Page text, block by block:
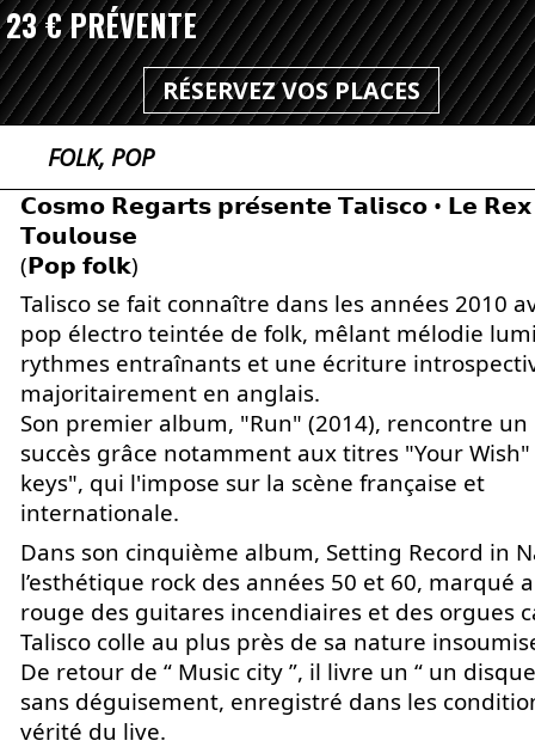
23 € PRÉVENTE
RÉSERVEZ VOS PLACES
FOLK, POP
𝗖𝗼𝘀𝗺𝗼 𝗥𝗲𝗴𝗮𝗿𝘁𝘀 𝗽𝗿𝗲́𝘀𝗲𝗻𝘁𝗲 𝗧𝗮𝗹𝗶𝘀𝗰𝗼 • 𝗟𝗲
𝗧𝗼𝘂𝗹𝗼𝘂𝘀𝗲
(𝗣𝗼𝗽 𝗳𝗼𝗹𝗸)
Talisco se fait connaître dans les années 2010
pop électro teintée de folk, mêlant mélodie
rythmes entraînants et une écriture
majoritairement en anglais.
Son premier album, "Run" (2014), rencontre
succès grâce notamment aux titres "Your
keys", qui l'impose sur la scène française et
internationale.
Dans son cinquième album, Setting Record in
l’esthétique rock des années 50 et 60, marqué
rouge des guitares incendiaires et des orgues
Talisco colle au plus près de sa nature
De retour de “ Music city ”, il livre un “ un
sans déguisement, enregistré dans les
vérité du live.